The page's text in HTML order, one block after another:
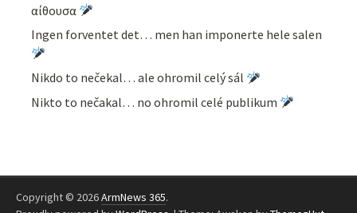
αίθουσα
Ingen forventet det… men han imponerte hele salen
Nikdo to nečekal… ale ohromil celý sál
Nikto to nečakal… no ohromil celé publikum
Copyright © 2026ArmNews 365.